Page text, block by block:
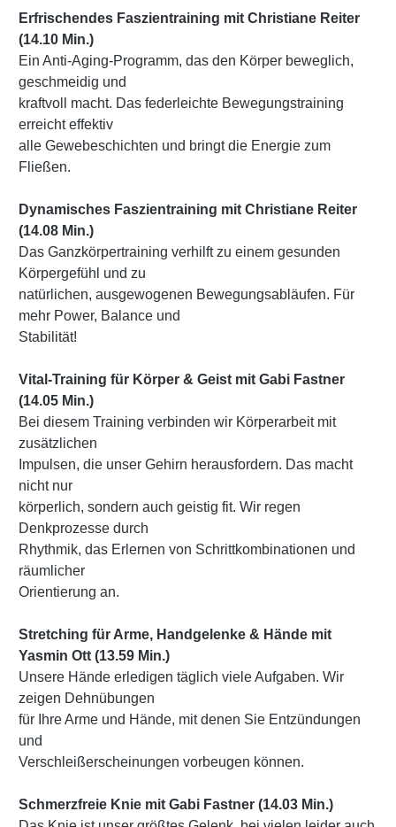
Erfrischendes Faszientraining mit Christiane Reiter
(14.10 Min.)
Ein Anti-Aging-Programm, das den Körper beweglich,
geschmeidig und
kraftvoll macht. Das federleichte Bewegungstraining
erreicht effektiv
alle Gewebeschichten und bringt die Energie zum
Fließen.
Dynamisches Faszientraining mit Christiane Reiter
(14.08 Min.)
Das Ganzkörpertraining verhilft zu einem gesunden
Körpergefühl und zu
natürlichen, ausgewogenen Bewegungsabläufen. Für
mehr Power, Balance und
Stabilität!
Vital-Training für Körper & Geist mit Gabi Fastner
(14.05 Min.)
Bei diesem Training verbinden wir Körperarbeit mit
zusätzlichen
Impulsen, die unser Gehirn herausfordern. Das macht
nicht nur
körperlich, sondern auch geistig fit. Wir regen
Denkprozesse durch
Rhythmik, das Erlernen von Schrittkombinationen und
räumlicher
Orientierung an.
Stretching für Arme, Handgelenke & Hände mit
Yasmin Ott (13.59 Min.)
Unsere Hände erledigen täglich viele Aufgaben. Wir
zeigen Dehnübungen
für Ihre Arme und Hände, mit denen Sie Entzündungen
und
Verschleißerscheinungen vorbeugen können.
Schmerzfreie Knie mit Gabi Fastner (14.03 Min.)